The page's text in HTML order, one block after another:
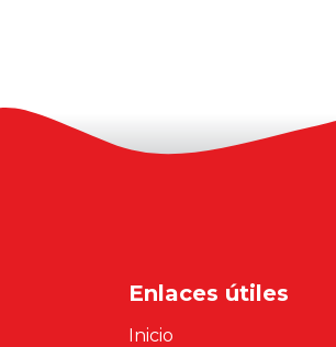
Enlaces útiles
Inicio